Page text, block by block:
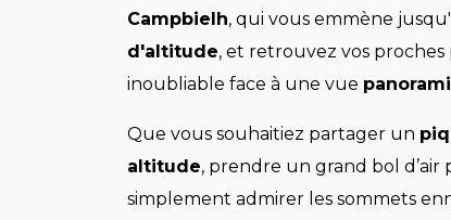
Campbielh, qui vous emmène
d'altitude, et retrouvez vos
inoubliable face à une vue
Que vous souhaitiez partager un
altitude, prendre un grand bol d’air
simplement admirer les sommets